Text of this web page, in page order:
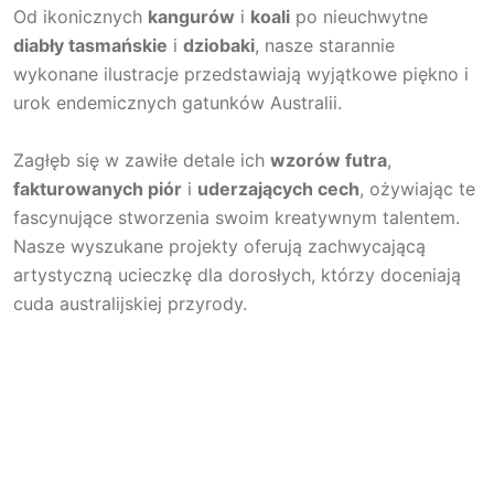
Od ikonicznych kangurów i koali po nieuchwytne
diabły tasmańskie i dziobaki, nasze starannie
wykonane ilustracje przedstawiają wyjątkowe piękno i
urok endemicznych gatunków Australii.
Zagłęb się w zawiłe detale ich wzorów futra,
fakturowanych piór i uderzających cech, ożywiając te
fascynujące stworzenia swoim kreatywnym talentem.
Nasze wyszukane projekty oferują zachwycającą
artystyczną ucieczkę dla dorosłych, którzy doceniają
cuda australijskiej przyrody.